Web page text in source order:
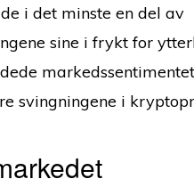
i det minste en del av
sine i frykt for
svingningene i